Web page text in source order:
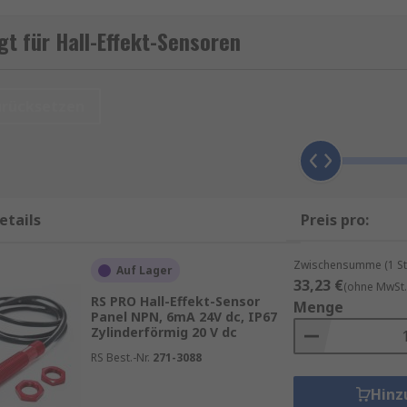
vielen Branchen gefragt, da sie eine zuverlässige und
von Marken wie Vishay,Infineon
Lieferung am nächsten Werktag sowie zum
mit unserenRS Inventory Solutions
temperaturempfindliche Aufkleber
für Hall-Effekt-Sensoren
Preis pro:
Auf Lager
RS PRO Hall-Effekt-Sensor
Panel NPN, 6mA 24V dc, IP67
Zylinderförmig 20 V dc
RS Best.-Nr. 271-3088
Zwischensumme (1
33,23 €(ohne
Menge